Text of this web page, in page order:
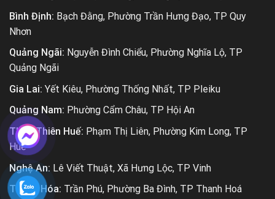
Bình Định: Bạch Đằng, Phường Trần Hưng Đạo, TP Quy
Nhơn
Quảng Ngãi: Nguyễn Đình Chiểu, Phường Nghĩa Lộ, TP
Quảng Ngãi
Gia Lai: Yết Kiêu, Phường Thống Nhất, TP Pleiku
Quảng Nam: Phường Cẩm Châu, TP Hội An
Thừa Thiên Huế: Phạm Thị Liên, Phường Kim Long, TP
Huế
Nghệ An: Lê Viết Thuật, Xã Hưng Lộc, TP Vinh
Thanh Hóa: Trần Phú, Phường Ba Đình, TP Thanh Hoá